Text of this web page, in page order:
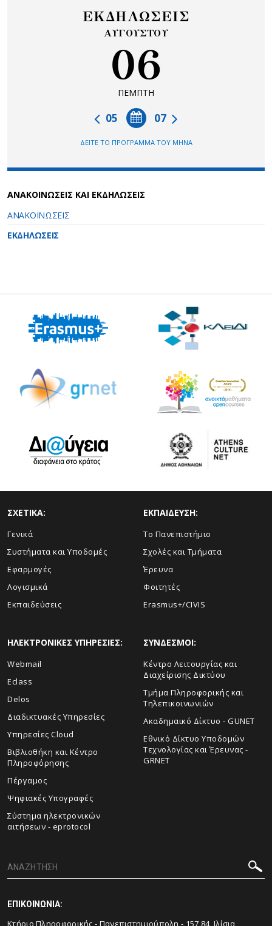
ΕΚΔΗΛΩΣΕΙΣ
ΑΥΓΟΥΣΤΟΥ
06
ΠΕΜΠΤΗ
07
05
ΔΕΙΤΕ ΤΟ ΠΡΟΓΡΑΜΜΑ ΤΟΥ ΜΗΝΑ
ΑΝΑΚΟΙΝΩΣΕΙΣ ΚΑΙ ΕΚΔΗΛΩΣΕΙΣ
ΑΝΑΚΟΙΝΩΣΕΙΣ
ΕΚΔΗΛΩΣΕΙΣ
ΣΧΕΤΙΚΑ:
Γενικά
Συστήματα και Υποδομές
Εφαρμογές
Λογισμικά
Εκπαιδεύσεις
ΕΚΠΑΙΔΕΥΣΗ:
Το Πανεπιστήμιο
Σχολές και Τμήματα
Έρευνα
Φοιτητές
Erasmus+/CIVIS
ΗΛΕΚΤΡΟΝΙΚΕΣ ΥΠΗΡΕΣΙΕΣ:
Webmail
Eclass
Delos
Διαδικτυακές Υπηρεσίες
Υπηρεσίες Cloud
Βιβλιοθήκη και Κέντρο
Πληροφόρησης
Πέργαμος
Ψηφιακές Υπογραφές
Σύστημα ηλεκτρονικών
αιτήσεων - eprotocol
ΣΥΝΔΕΣΜΟΙ:
Κέντρο Λειτουργίας και
Διαχείρισης Δικτύου
Τμήμα Πληροφορικής και
Τηλεπικοινωνιών
Ακαδημαικό Δίκτυο - GUNET
Εθνικό Δίκτυο Υποδομών
Τεχνολογίας και Έρευνας -
GRNET
ΕΠΙΚΟΙΝΩΝΙΑ:
Κτήριο Πληροφορικής - Πανεπιστημιούπολη - 157 84, Ιλίσια